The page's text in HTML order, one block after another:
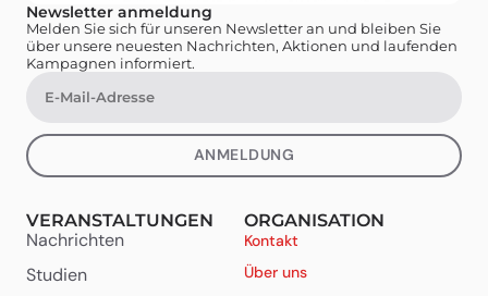
Newsletter anmeldung
Melden Sie sich für unseren Newsletter an und bleiben Sie
über unsere neuesten Nachrichten, Aktionen und laufenden
Kampagnen informiert.
ANMELDUNG
VERANSTALTUNGEN
Nachrichten
Studien
ORGANISATION
Kontakt
Über uns